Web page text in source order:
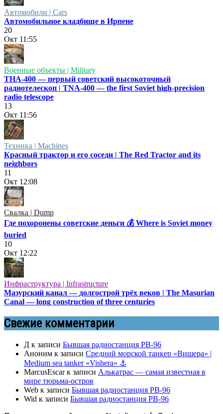
Автомобили | Cars
Автомобильное кладбище в Ирпене
20
Окт 11:55
Военные объекты | Military
ТНА-400 — первый советский высокоточный
радиотелескоп | TNA-400 — the first Soviet high-precision
radio telescope
13
Окт 11:56
Техника | Machines
Красный трактор и его соседи | The Red Tractor and its
neighbors
11
Окт 12:08
Свалка | Dump
Где похоронены советские деньги 💰 Where is Soviet money
buried
10
Окт 12:22
Инфраструктура | Infrastructure
Мазурский канал — долгострой трёх веков | The Masurian
Canal — long construction of three centuries
Свежие комментарии
Д к записи Бывшая радиостанция РВ-96
Аноним к записи Средний морской танкер «Вишера» |
Medium sea tanker «Vishera» ⚓
MarcusEscarк записи Алькатрас — самая известная в
мире тюрьма-остров
Web к записи Бывшая радиостанция РВ-96
Wid к записи Бывшая радиостанция РВ-96